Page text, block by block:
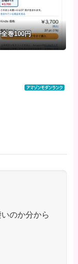
巻100円
のか分から